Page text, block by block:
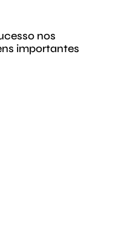
nos
importantes